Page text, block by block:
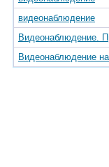
видеонаблюдение
Видеонаблюдение.
Видеонаблюдение